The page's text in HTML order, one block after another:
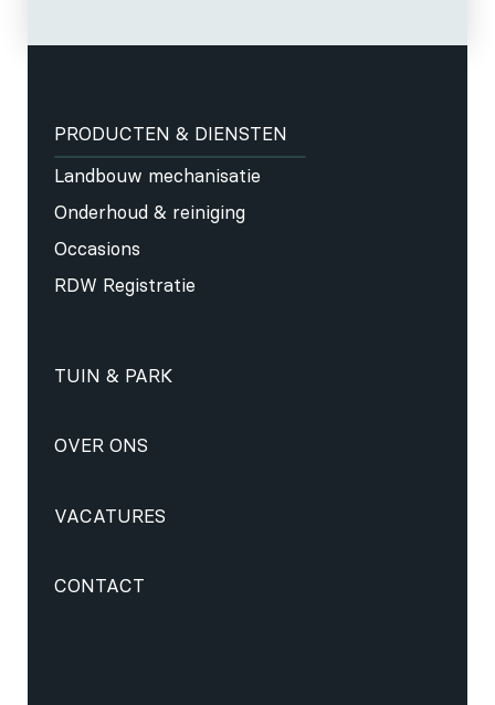
PRODUCTEN & DIENSTEN
Landbouw mechanisatie
Onderhoud & reiniging
Occasions
RDW Registratie
TUIN & PARK
OVER ONS
VACATURES
CONTACT